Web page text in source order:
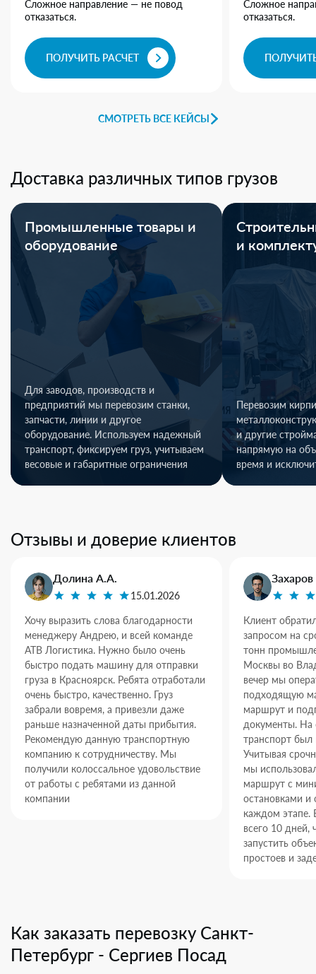
СМОТРЕТЬ ВСЕ КЕЙСЫ
Сложное направление — не повод
отказаться.
ПОЛУЧИТЬ РАСЧЕТ
Сложное
отказаться.
Доставка различных типов грузов
Промышленные товары и
оборудование
Для заводов, производств и
предприятий мы перевозим станки,
запчасти, линии и другое
оборудование. Используем надежный
транспорт, фиксируем груз, учитываем
весовые и габаритные ограничения
и
Перевозим
и другие
напрямую на
время и
Отзывы и доверие клиентов
Долина А.А.
15.01.2026
Хочу выразить слова благодарности
менеджеру Андрею, и всей команде
АТВ Логистика. Нужно было очень
быстро подать машину для отправки
груза в Красноярск. Ребята отработали
очень быстро, качественно. Груз
забрали вовремя, а привезли даже
раньше назначенной даты прибытия.
Рекомендую данную транспортную
компанию к сотрудничеству. Мы
получили колоссальное удовольствие
от работы с ребятами из данной
компании
Клиент
запросом на
тонн
Москвы во
вечер мы
подходящую
маршрут и
документы. На
транспорт был
Учитывая
мы
маршрут с
остановками и
каждом этапе.
всего 10 дней,
запустить
простоев и
Как заказать перевозку Санкт-
Петербург - Сергиев Посад